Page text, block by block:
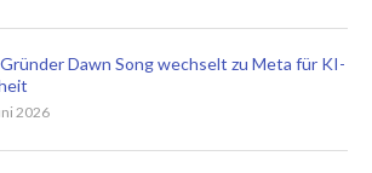
Dawn Song wechselt zu Meta für KI-
2026